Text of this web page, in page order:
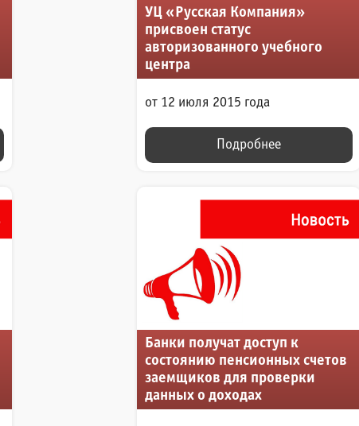
УЦ «Русская Компания»
присвоен статус
авторизованного учебного
центра
от 12 июля 2015 года
Подробнее
Банки получат доступ к
состоянию пенсионных счетов
заемщиков для проверки
данных о доходах